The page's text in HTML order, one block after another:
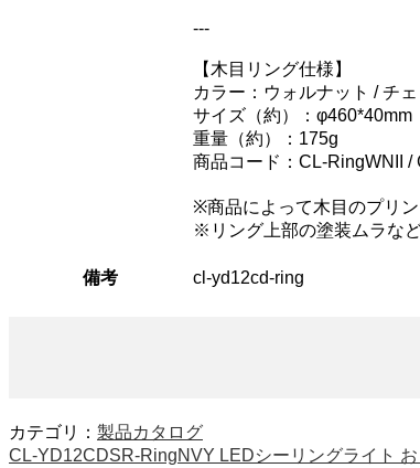
---
【木目リング仕様】
カラー：ウォルナット / チ
サイズ（約）：φ460*40mm
重量（約）：175g
商品コード：CL-RingWNII
※商品によって木目のプリ
※リング上部の塗装ムラな
備考 cl-yd12cd-ring
カテゴリ： 製品カタログ
CL-YD12CDSR-RingNVY LEDシーリングライト